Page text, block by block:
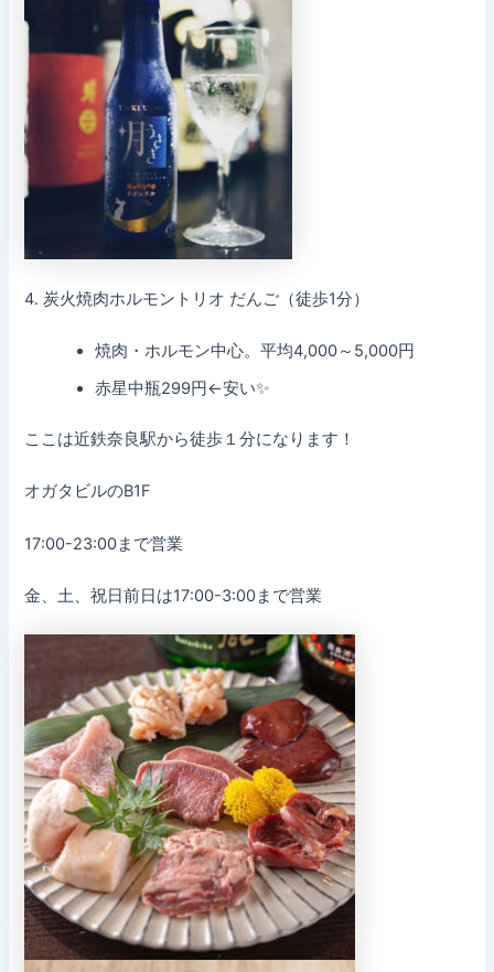
4. 炭火焼肉ホルモントリオ だんご（徒歩1分）
焼肉・ホルモン中心。平均4,000～5,000円
赤星中瓶299円←安い✨
ここは近鉄奈良駅から徒歩１分になります！
オガタビルのB1F
17:00-23:00まで営業
金、土、祝日前日は17:00-3:00まで営業